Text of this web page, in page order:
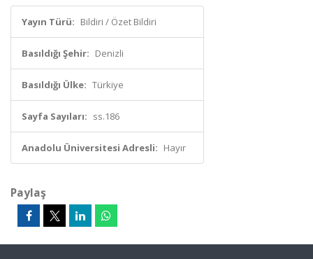
Yayın Türü: Bildiri / Özet Bildiri
Basıldığı Şehir: Denizli
Basıldığı Ülke: Türkiye
Sayfa Sayıları: ss.186
Anadolu Üniversitesi Adresli: Hayır
Paylaş